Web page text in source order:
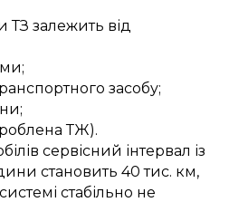
ТЗ залежить від
засобу;
ТЖ).
сервісний інтервал із
становить 40 тис. км,
стабільно не